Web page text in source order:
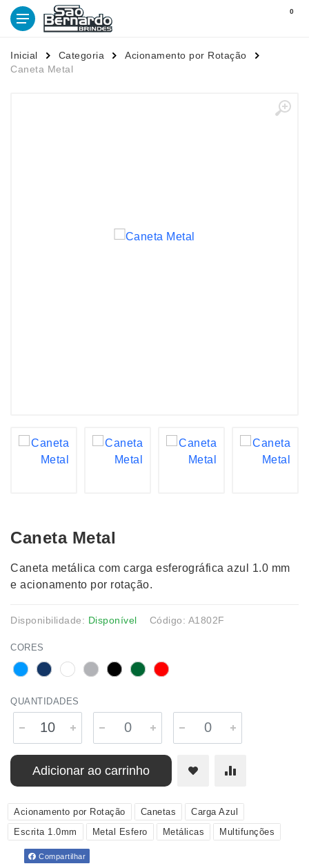
0
Inicial Categoria
Acionamento por Rotação
Caneta Metal
Caneta Metal
Caneta metálica com carga esferográfica azul 1.0 mm
e acionamento por rotação.
Disponibilidade: Disponível Código: A1802F
CORES
QUANTIDADES
Adicionar ao carrinho
Acionamento por Rotação Canetas
Carga Azul
Escrita 1.0mm
Metal Esfero Metálicas Multifunções
Compartilhar